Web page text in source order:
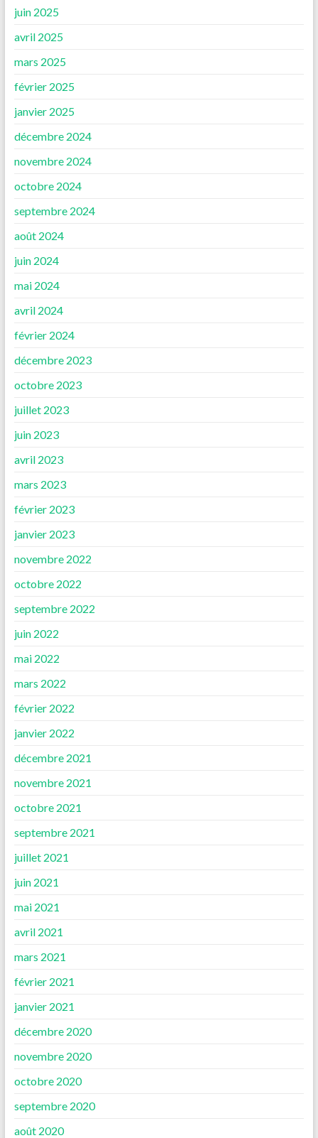
juin 2025
avril 2025
mars 2025
février 2025
janvier 2025
décembre 2024
novembre 2024
octobre 2024
septembre 2024
août 2024
juin 2024
mai 2024
avril 2024
février 2024
décembre 2023
octobre 2023
juillet 2023
juin 2023
avril 2023
mars 2023
février 2023
janvier 2023
novembre 2022
octobre 2022
septembre 2022
juin 2022
mai 2022
mars 2022
février 2022
janvier 2022
décembre 2021
novembre 2021
octobre 2021
septembre 2021
juillet 2021
juin 2021
mai 2021
avril 2021
mars 2021
février 2021
janvier 2021
décembre 2020
novembre 2020
octobre 2020
septembre 2020
août 2020